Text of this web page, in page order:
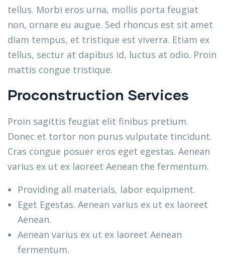
tellus. Morbi eros urna, mollis porta feugiat
non, ornare eu augue. Sed rhoncus est sit amet
diam tempus, et tristique est viverra. Etiam ex
tellus, sectur at dapibus id, luctus at odio. Proin
mattis congue tristique.
Proconstruction Services
Proin sagittis feugiat elit finibus pretium.
Donec et tortor non purus vulputate tincidunt.
Cras congue posuer eros eget egestas. Aenean
varius ex ut ex laoreet Aenean the fermentum.
Providing all materials, labor equipment.
Eget Egestas. Aenean varius ex ut ex laoreet
Aenean.
Aenean varius ex ut ex laoreet Aenean
fermentum.